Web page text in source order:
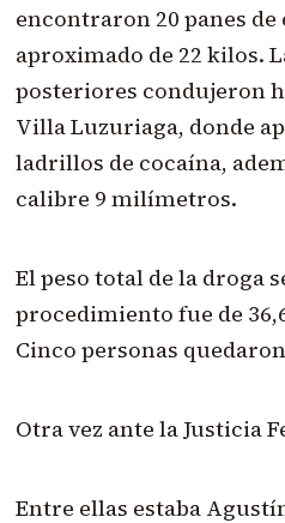
encontraron 20 panes
aproximado de 22 kilos.
posteriores condujeron
Villa Luzuriaga, donde
ladrillos de cocaína,
calibre 9 milímetros.
El peso total de la droga
procedimiento fue de
Cinco personas
Otra vez ante la Justicia
Entre ellas estaba